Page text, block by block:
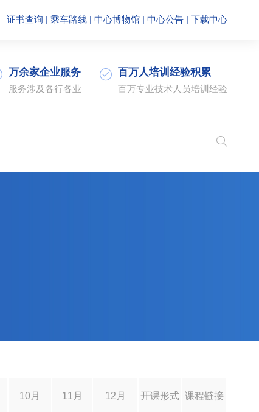
证书查询 | 乘车路线 | 中心博物馆 | 中心公告 | 下载中心
万余家企业服务
服务涉及各行各业
百万人培训经验积累
百万专业技术人员培训经验
10月 11月 12月 开课形式 课程链接